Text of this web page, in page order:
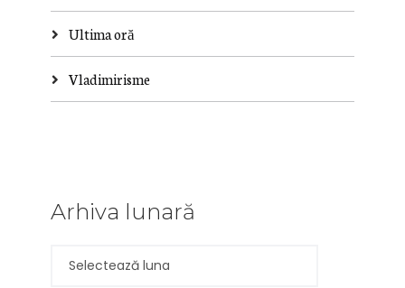
Ultima oră
Vladimirisme
Arhiva lunară